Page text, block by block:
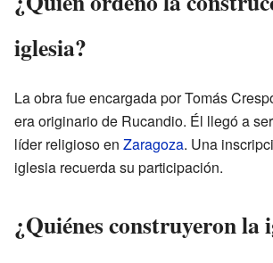
iglesia?
La obra fue encargada por Tomás
era originario de Rucandio. Él llegó a
líder religioso en Zaragoza. Una
iglesia recuerda su participación.
¿Quiénes construyeron la